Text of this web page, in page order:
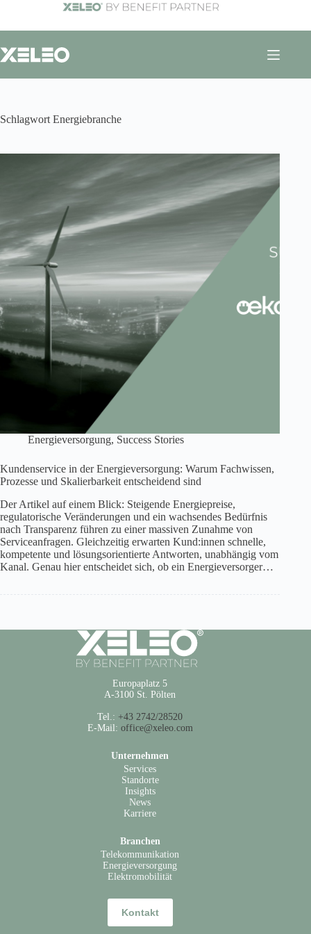
springen
Schlagwort Energiebranche
Energieversorgung, Success Stories
Kundenservice in der Energieversorgung: Warum Fachwissen,
Prozesse und Skalierbarkeit entscheidend sind
Der Artikel auf einem Blick: Steigende Energiepreise,
regulatorische Veränderungen und ein wachsendes Bedürfnis
nach Transparenz führen zu einer massiven Zunahme von
Serviceanfragen. Gleichzeitig erwarten Kund:innen schnelle,
kompetente und lösungsorientierte Antworten, unabhängig vom
Kanal. Genau hier entscheidet sich, ob ein Energieversorger…
Europaplatz 5
A-3100 St. Pölten
Tel.: +43 2742/28520
E-Mail: office@xeleo.com
Unternehmen
Services
Standorte
Insights
News
Karriere
Branchen
Telekommunikation
Energieversorgung
Elektromobilität
Kontakt